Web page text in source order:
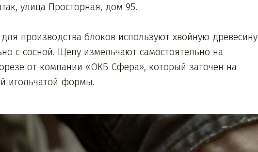
улица Просторная, дом 95.
производства блоков используют хвойную древесину
с сосной. Щепу измельчают самостоятельно на
от компании «ОКБ Сфера», который заточен на
игольчатой формы.